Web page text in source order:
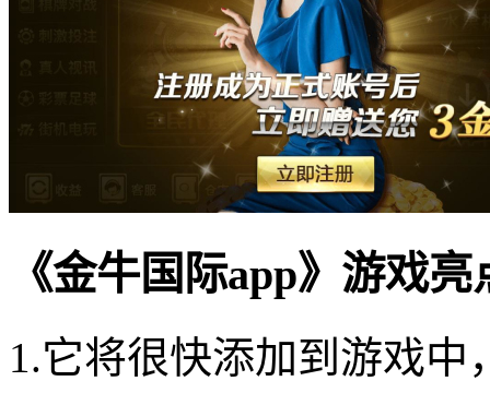
《金牛国际app》游戏亮
1.它将很快添加到游戏